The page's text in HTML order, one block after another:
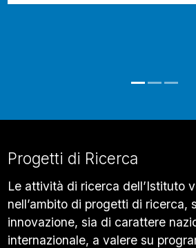
Progetti di Ricerca
Le attività di ricerca dell’Istituto
nell’ambito di progetti di ricerca,
innovazione, sia di carattere
internazionale, a valere su